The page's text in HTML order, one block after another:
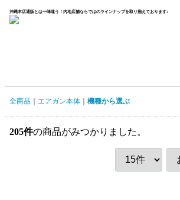
沖縄本店通販とは一味違う！内地店舗ならではのラインナップを取り揃えております♪
全商品 エアガン本体 機種から選ぶ
205件の商品がみつかりました。